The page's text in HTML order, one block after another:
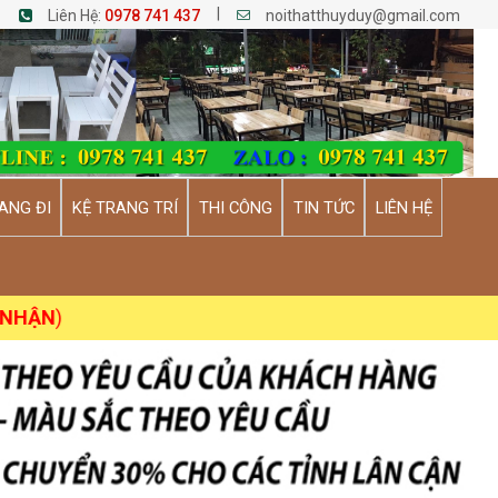
Liên Hệ: 0978 741 437 noithatthuyduy@gmail.com
ĐI KỆ TRANG TRÍ THI CÔNG TIN TỨC LIÊN HỆ